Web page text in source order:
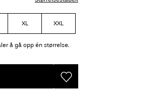
XL XXL
å gå opp én størrelse.